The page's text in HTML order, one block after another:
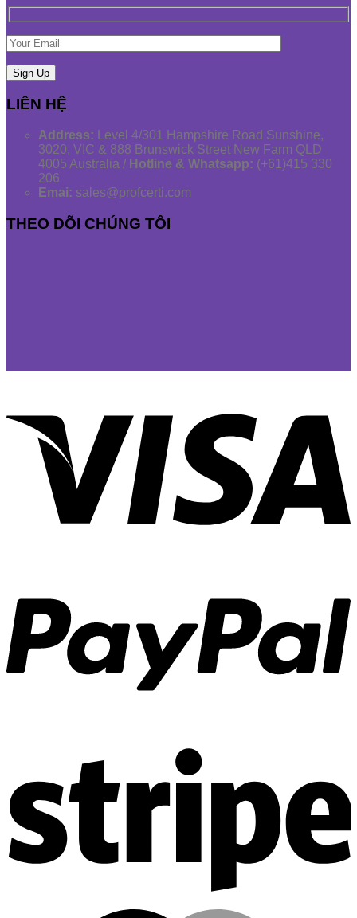
LIÊN HỆ
Address: Level 4/301 Hampshire Road Sunshine,
3020, VIC & 888 Brunswick Street New Farm QLD
4005 Australia / Hotline & Whatsapp: (+61)415 330
206
Emai: sales@profcerti.com
THEO DÕI CHÚNG TÔI